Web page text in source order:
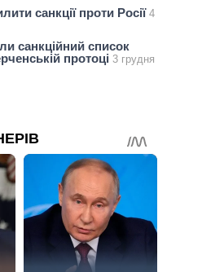
санкції проти Росії 4
санкційний список
протоці 3 грудня